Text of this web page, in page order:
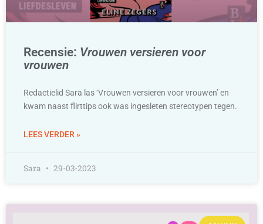
Recensie: Vrouwen versieren voor
vrouwen
Redactielid Sara las ‘Vrouwen versieren voor vrouwen’ en
kwam naast flirttips ook was ingesleten stereotypen tegen.
LEES VERDER »
Sara 29-03-2023